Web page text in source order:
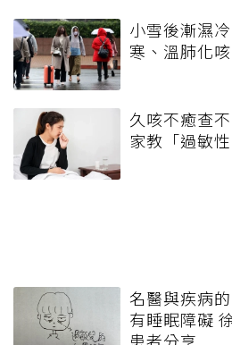
小雪後漸濕
寒、溫肺化
久咳不癒查
家教「過敏
名醫與疾病
有睡眠障礙